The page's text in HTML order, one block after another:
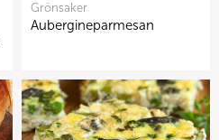
Grönsaker
Aubergineparmesan